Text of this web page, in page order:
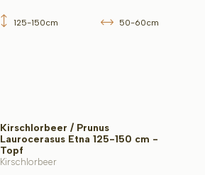
125-150cm 50-60cm
Kirschlorbeer / Prunus
Laurocerasus Etna 125-150 cm -
Topf
Kirschlorbeer